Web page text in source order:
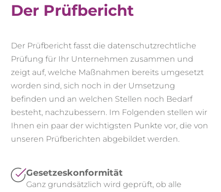
Der Prüfbericht
Der Prüfbericht fasst die datenschutzrechtliche
Prüfung für Ihr Unternehmen zusammen und
zeigt auf, welche Maßnahmen bereits umgesetzt
worden sind, sich noch in der Umsetzung
befinden und an welchen Stellen noch Bedarf
besteht, nachzubessern. Im Folgenden stellen wir
Ihnen ein paar der wichtigsten Punkte vor, die von
unseren Prüfberichten abgebildet werden.
Gesetzeskonformität
Ganz grundsätzlich wird geprüft, ob alle